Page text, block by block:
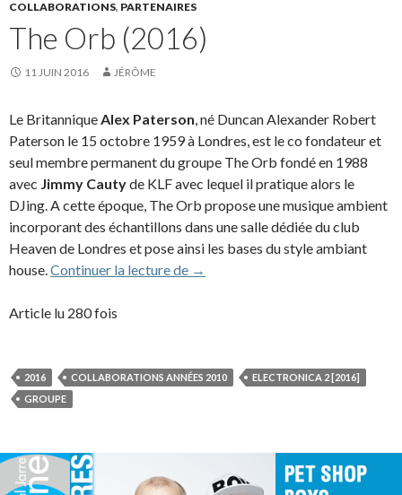
COLLABORATIONS, PARTENAIRES
The Orb (2016)
11 JUIN 2016 JÉRÔME
Le BritanniqueAlex Paterson, né Duncan Alexander Robert
Paterson le 15 octobre 1959 à Londres, est le co fondateur et
seul membre permanent du groupe The Orb fondé en 1988
avec Jimmy Cautyde KLF avec lequel il pratique alors le
DJing. A cette époque, The Orb propose une musique ambient
incorporant des échantillons dans une salle dédiée du club
Heaven de Londres et pose ainsi les bases du style ambiant
house.Continuer la lecture de The Orb (2016)
→
Article lu 280 fois
2016 COLLABORATIONS ANNÉES 2010
ELECTRONICA 2 [2016]
GROUPE